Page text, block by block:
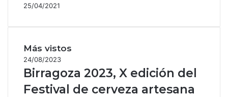
25/04/2021
Más vistos
24/08/2023
Birragoza 2023, X edición del
Festival de cerveza artesana